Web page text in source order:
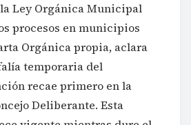
Ley Orgánica Municipal
procesos en municipios
Orgánica propia, aclara
temporaria del
recae primero en la
Deliberante. Esta